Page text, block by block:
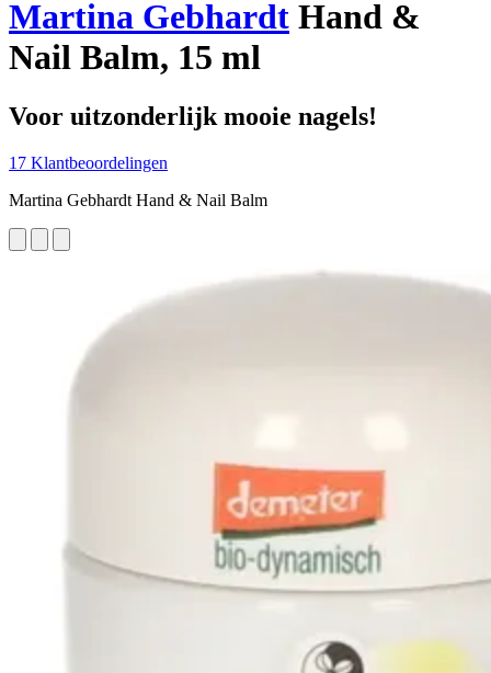
Martina Gebhardt Hand &
Nail Balm, 15 ml
Voor uitzonderlijk mooie nagels!
17 Klantbeoordelingen
Martina Gebhardt Hand & Nail Balm